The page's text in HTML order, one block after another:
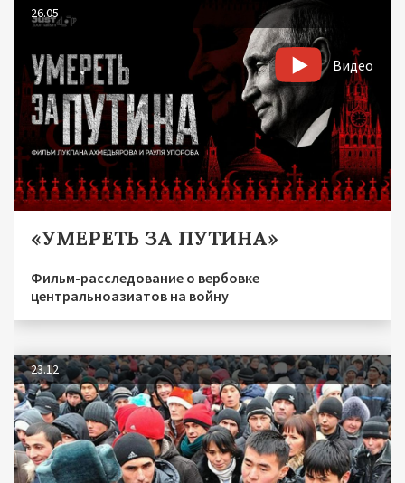
26.05
Видео
«УМЕРЕТЬ ЗА ПУТИНА»
Фильм-расследование о вербовке
центральноазиатов на войну
23.12